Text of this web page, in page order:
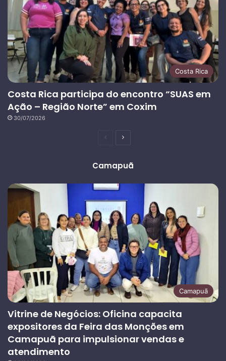
Costa Rica
Costa Rica participa do encontro “SUAS em
Ação – Região Norte” em Coxim
30/07/2026
PáginaPróxima
Camapuã
Camapuã
Vitrine de Negócios: Oficina capacita
expositores da Feira das Monções em
Camapuã para impulsionar vendas e
atendimento